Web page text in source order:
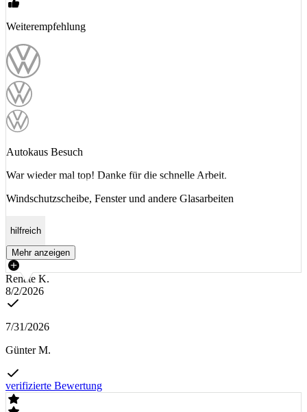
Weiterempfehlung
Autokaus Besuch
War wieder mal top! Danke für die schnelle Arbeit.
Windschutzscheibe, Fenster und andere Glasarbeiten
hilfreich
Mehr anzeigen
Renate K.
8/2/2026
7/31/2026
Günter M.
verifizierte Bewertung